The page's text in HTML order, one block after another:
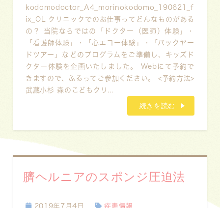
kodomodoctor_A4_morinokodomo_190621_f
ix_OL クリニックでのお仕事ってどんなものがある
の？ 当院ならではの「ドクター（医師）体験」・
「看護師体験」・「心エコー体験」・「バックヤー
ドツアー」などのプログラムをご準備し、キッズド
クター体験を企画いたしました。 Webにて予約で
きますので、ふるってご参加ください。 <予約方法>
武蔵小杉 森のこどもクリ...
続きを読む
臍ヘルニアのスポンジ圧迫法
2019年7月4日 疾患情報